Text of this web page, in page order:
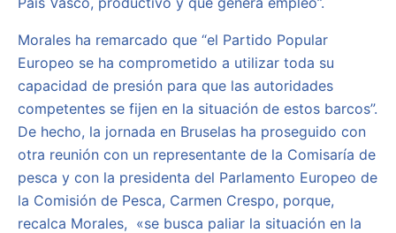
Morales ha remarcado que “el Partido Popular
Europeo se ha comprometido a utilizar toda su
capacidad de presión para que las autoridades
competentes se fijen en la situación de estos barcos”.
De hecho, la jornada en Bruselas ha proseguido con
otra reunión con un representante de la Comisaría de
pesca y con la presidenta del Parlamento Europeo de
la Comisión de Pesca, Carmen Crespo, porque,
recalca Morales, «se busca paliar la situación en la